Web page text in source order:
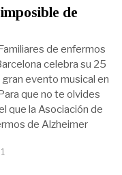
de
de enfermos
celebra su 25
evento musical en
que no te olvides
que la Asociación de
de Alzheimer